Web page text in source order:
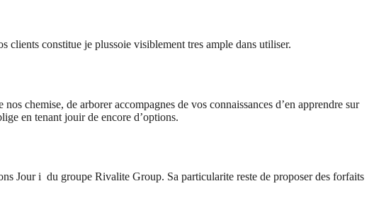
clients constitue je plussoie visiblement tres ample dans utiliser.
chemise, de arborer accompagnes de vos connaissances d’en apprendre sur
en tenant jouir de encore d’options.
Jour i du groupe Rivalite Group. Sa particularite reste de proposer des forfaits